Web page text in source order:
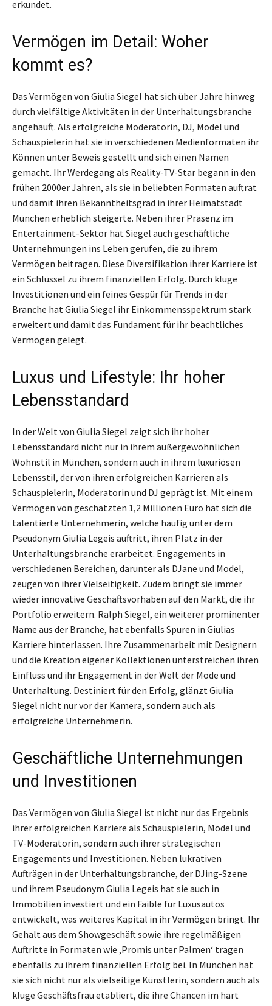
erkundet.
Vermögen im Detail: Woher
kommt es?
Das Vermögen von Giulia Siegel hat sich über Jahre hinweg
durch vielfältige Aktivitäten in der Unterhaltungsbranche
angehäuft. Als erfolgreiche Moderatorin, DJ, Model und
Schauspielerin hat sie in verschiedenen Medienformaten ihr
Können unter Beweis gestellt und sich einen Namen
gemacht. Ihr Werdegang als Reality-TV-Star begann in den
frühen 2000er Jahren, als sie in beliebten Formaten auftrat
und damit ihren Bekanntheitsgrad in ihrer Heimatstadt
München erheblich steigerte. Neben ihrer Präsenz im
Entertainment-Sektor hat Siegel auch geschäftliche
Unternehmungen ins Leben gerufen, die zu ihrem
Vermögen beitragen. Diese Diversifikation ihrer Karriere ist
ein Schlüssel zu ihrem finanziellen Erfolg. Durch kluge
Investitionen und ein feines Gespür für Trends in der
Branche hat Giulia Siegel ihr Einkommensspektrum stark
erweitert und damit das Fundament für ihr beachtliches
Vermögen gelegt.
Luxus und Lifestyle: Ihr hoher
Lebensstandard
In der Welt von Giulia Siegel zeigt sich ihr hoher
Lebensstandard nicht nur in ihrem außergewöhnlichen
Wohnstil in München, sondern auch in ihrem luxuriösen
Lebensstil, der von ihren erfolgreichen Karrieren als
Schauspielerin, Moderatorin und DJ geprägt ist. Mit einem
Vermögen von geschätzten 1,2 Millionen Euro hat sich die
talentierte Unternehmerin, welche häufig unter dem
Pseudonym Giulia Legeis auftritt, ihren Platz in der
Unterhaltungsbranche erarbeitet. Engagements in
verschiedenen Bereichen, darunter als DJane und Model,
zeugen von ihrer Vielseitigkeit. Zudem bringt sie immer
wieder innovative Geschäftsvorhaben auf den Markt, die ihr
Portfolio erweitern. Ralph Siegel, ein weiterer prominenter
Name aus der Branche, hat ebenfalls Spuren in Giulias
Karriere hinterlassen. Ihre Zusammenarbeit mit Designern
und die Kreation eigener Kollektionen unterstreichen ihren
Einfluss und ihr Engagement in der Welt der Mode und
Unterhaltung. Destiniert für den Erfolg, glänzt Giulia
Siegel nicht nur vor der Kamera, sondern auch als
erfolgreiche Unternehmerin.
Geschäftliche Unternehmungen
und Investitionen
Das Vermögen von Giulia Siegel ist nicht nur das Ergebnis
ihrer erfolgreichen Karriere als Schauspielerin, Model und
TV-Moderatorin, sondern auch ihrer strategischen
Engagements und Investitionen. Neben lukrativen
Aufträgen in der Unterhaltungsbranche, der DJing-Szene
und ihrem Pseudonym Giulia Legeis hat sie auch in
Immobilien investiert und ein Faible für Luxusautos
entwickelt, was weiteres Kapital in ihr Vermögen bringt. Ihr
Gehalt aus dem Showgeschäft sowie ihre regelmäßigen
Auftritte in Formaten wie ‚Promis unter Palmen‘ tragen
ebenfalls zu ihrem finanziellen Erfolg bei. In München hat
sie sich nicht nur als vielseitige Künstlerin, sondern auch als
kluge Geschäftsfrau etabliert, die ihre Chancen im hart